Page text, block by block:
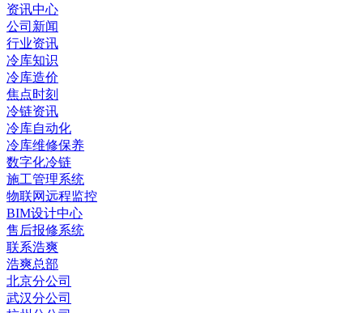
资讯中心
公司新闻
行业资讯
冷库知识
冷库造价
焦点时刻
冷链资讯
冷库自动化
冷库维修保养
数字化冷链
施工管理系统
物联网远程监控
BIM设计中心
售后报修系统
联系浩爽
浩爽总部
北京分公司
武汉分公司